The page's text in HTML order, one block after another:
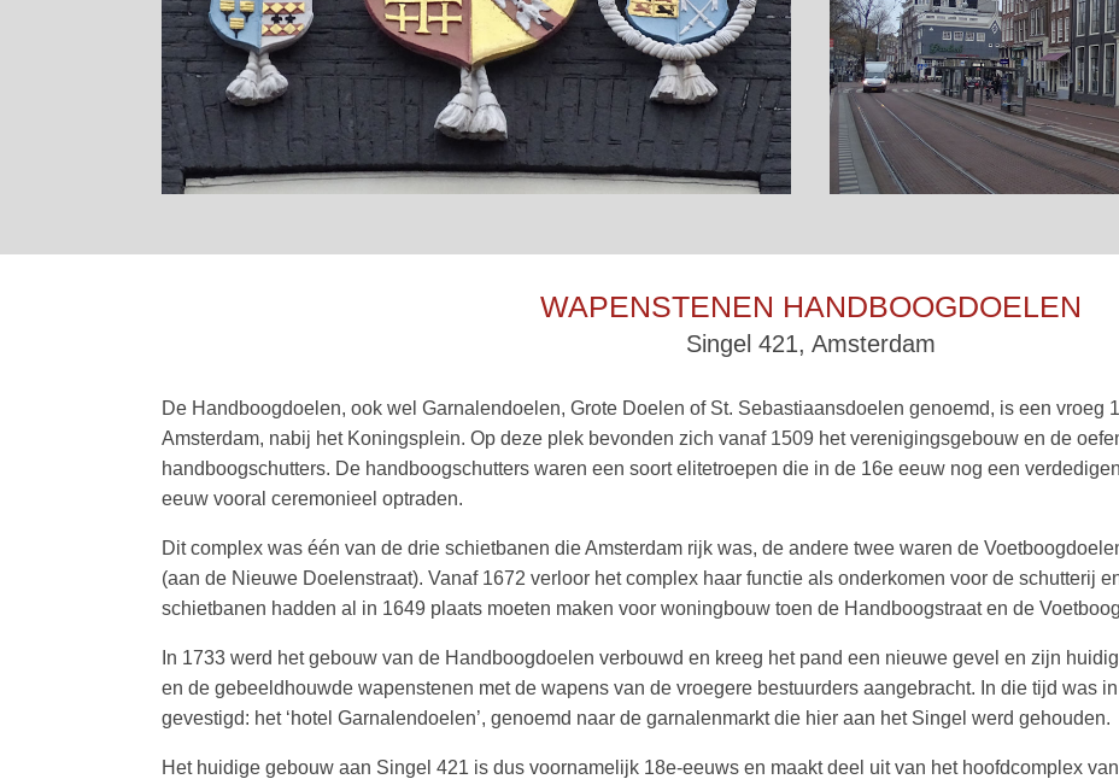
WAPENSTENEN HANDBOOGDOELEN
Singel 421, Amsterdam
De Handboogdoelen, ook wel Garnalendoelen, Grote Doelen of St. Sebastiaansdoelen genoemd, is een vroeg
Amsterdam, nabij het Koningsplein. Op deze plek bevonden zich vanaf 1509 het verenigingsgebouw en de
handboogschutters. De handboogschutters waren een soort elitetroepen die in de 16e eeuw nog een
eeuw vooral ceremonieel optraden.
Dit complex was één van de drie schietbanen die Amsterdam rijk was, de andere twee waren de
(aan de Nieuwe Doelen­straat). Vanaf 1672 verloor het complex haar functie als onderkomen voor de schutterij
schietbanen hadden al in 1649 plaats moeten maken voor woningbouw toen de Handboogstraat en de
In 1733 werd het gebouw van de Handboogdoelen verbouwd en kreeg het pand een nieuwe gevel en zijn
en de gebeeldhouwde wapenstenen met de wapens van de vroegere bestuurders aangebracht. In die tijd was
gevestigd: het ‘hotel Garnalendoelen’, genoemd naar de garnalenmarkt die hier aan het Singel werd gehouden.
Het huidige gebouw aan Singel 421 is dus voornamelijk 18e-eeuws en maakt deel uit van het hoofdcomplex